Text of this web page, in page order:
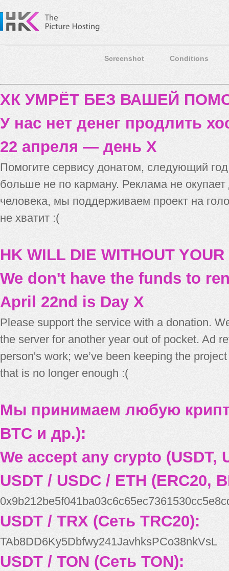
Screenshot Conditions
ХК УМРЁТ БЕЗ ВАШЕЙ
У нас нет денег продлить
22 апреля — день X
Помогите сервису донатом, следующий
больше не по карману. Реклама не
человека, мы поддерживаем проект на
не хватит :(
HK WILL DIE WITHOUT
We don't have the funds to
April 22nd is Day X
Please support the service with a donation.
the server for another year out of pocket. Ad
person's work; we’ve been keeping the
that is no longer enough :(
Мы принимаем любую
BTC и др.):
We accept any crypto (USDT,
USDT / USDC / ETH (ERC20,
USDT / TRX (Сеть TRC20):
TAb8DD6Ky5Dbfwy241JavhksPCo38nkVsL
USDT / TON (Сеть TON):